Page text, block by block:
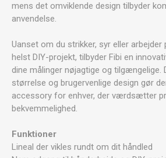
mens det omviklende design tilbyder
anvendelse.
Uanset om du strikker, syr eller arbejder
helst DIY-projekt, tilbyder Fibi en
dine målinger nøjagtige og tilgængelige.
størrelse og brugervenlige design gør
accessory for enhver, der værdsætter
bekvemmelighed.
Funktioner
Lineal der vikles rundt om dit håndled